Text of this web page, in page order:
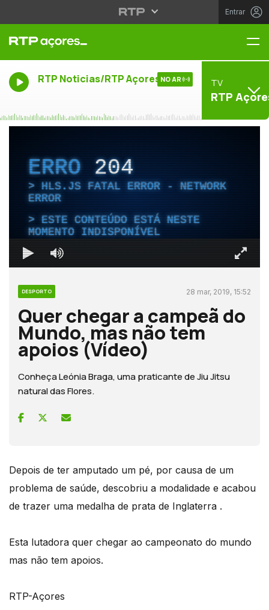
Entrar
RTP Noticias/RTP Açores NO AR TV
RTP
ERRO204
HLS.JS FATAL ERROR - NETWORK
ERROR
ESTE CONTEÚDO ESTÁ NESTE
MOMENTO INDISPONÍVEL
DESPORTO 28 mar, 2019, 15:52
Quer chegar a campeã do
Mundo, mas não tem
apoios (Vídeo)
Conheça Leónia Braga, uma praticante de Jiu Jitsu
natural das Flores.
Depois de ter amputado um pé, por causa de um
problema de saúde, descobriu a modalidade e acabou
de trazer uma medalha de prata de Inglaterra .
Esta lutadora quer chegar ao campeonato do mundo
mas não tem apoios.
RTP-Açores